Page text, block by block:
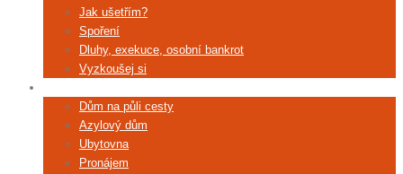
Jak ušetřím?
Spoření
Dluhy, exekuce, osobní bankrot
Vyzkoušej si
Dům na půli cesty
Azylový dům
Ubytovna
Pronájem